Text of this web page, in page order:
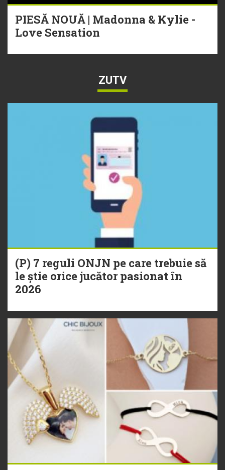
PIESĂ NOUĂ | Madonna & Kylie -
Love Sensation
ZUTV
(P) 7 reguli ONJN pe care trebuie să
le știe orice jucător pasionat în
2026